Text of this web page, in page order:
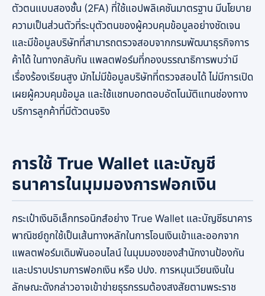
ตัวตนแบบสองชั้น (2FA) ที่ใช้แอปพลิเคชันมาตรฐาน มีนโยบาย
ความเป็นส่วนตัวที่ระบุตัวตนของผู้ควบคุมข้อมูลอย่างชัดเจน
และมีข้อมูลบริษัทที่สามารถตรวจสอบจากกรมพัฒนาธุรกิจการ
ค้าได้ ในทางกลับกัน แพลตฟอร์มที่กองบรรณาธิการพบว่ามี
เรื่องร้องเรียนสูง มักไม่มีข้อมูลบริษัทที่ตรวจสอบได้ ไม่มีการเปิด
เผยผู้ควบคุมข้อมูล และใช้แชทบอทตอบอัตโนมัติแทนช่องทาง
บริการลูกค้าที่มีตัวตนจริง
การใช้ True Wallet และบัญชี
ธนาคารในมุมมองการฟอกเงิน
กระเป๋าเงินอิเล็กทรอนิกส์อย่าง True Wallet และบัญชีธนาคาร
พาณิชย์ถูกใช้เป็นเส้นทางหลักในการโอนเงินเข้าและออกจาก
แพลตฟอร์มเดิมพันออนไลน์ ในมุมมองของสำนักงานป้องกัน
และปราบปรามการฟอกเงิน หรือ ปปง. การหมุนเวียนเงินใน
ลักษณะดังกล่าวอาจเข้าข่ายธุรกรรมต้องสงสัยตามพระราช